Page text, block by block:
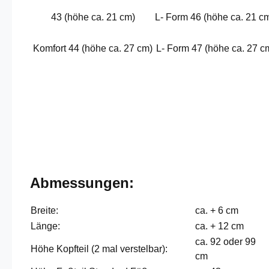
43 (höhe ca. 21 cm) L- Form 46 (höhe ca. 21
Komfort 44 (höhe ca. 27 cm) L- Form 47 (höhe ca. 27
Abmessungen:
Breite:
ca. + 6 cm
Länge:
ca. + 12 cm
Höhe Kopfteil (2 mal verstelbar):
ca. 92 oder 99
cm